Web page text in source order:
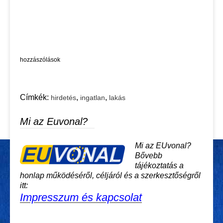
hozzászólások
Címkék: hirdetés, ingatlan, lakás
Mi az Euvonal?
Mi az EUvonal?
Bővebb
tájékoztatás a
honlap működéséről, céljáról és a szerkesztőségről
itt:
Impresszum és kapcsolat